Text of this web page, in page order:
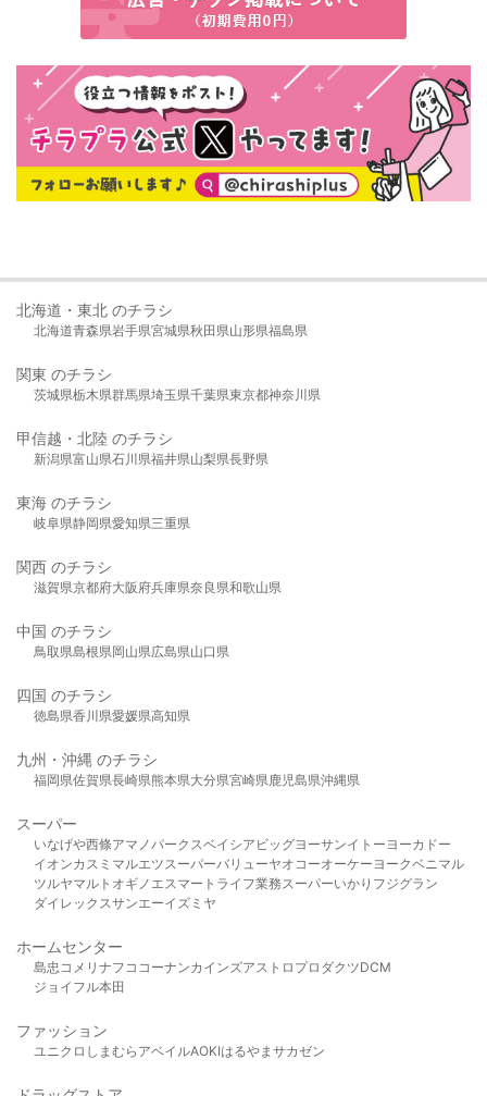
北海道・東北 のチラシ
北海道青森県岩手県宮城県秋田県山形県福島県
関東 のチラシ
茨城県栃木県群馬県埼玉県千葉県東京都神奈川県
甲信越・北陸 のチラシ
新潟県富山県石川県福井県山梨県長野県
東海 のチラシ
岐阜県静岡県愛知県三重県
関西 のチラシ
滋賀県京都府大阪府兵庫県奈良県和歌山県
中国 のチラシ
鳥取県島根県岡山県広島県山口県
四国 のチラシ
徳島県香川県愛媛県高知県
九州・沖縄 のチラシ
福岡県佐賀県長崎県熊本県大分県宮崎県鹿児島県沖縄県
スーパー
いなげや西條アマノパークスベイシア ビッグヨーサンイトーヨーカドー
イオンカスミ マルエツスーパーバリューヤオコーオーケー ヨークベニマル
ツルヤマルト オギノ エスマート ライフ業務スーパーいかり フジグラン
ダイレックスサンエーイズミヤ
ホームセンター
島忠 コメリ ナフコ コーナンカインズアストロプロダクツDCM
ジョイフル本田
ファッション
ユニクロ しまむら アベイルAOKIはるやま サカゼン